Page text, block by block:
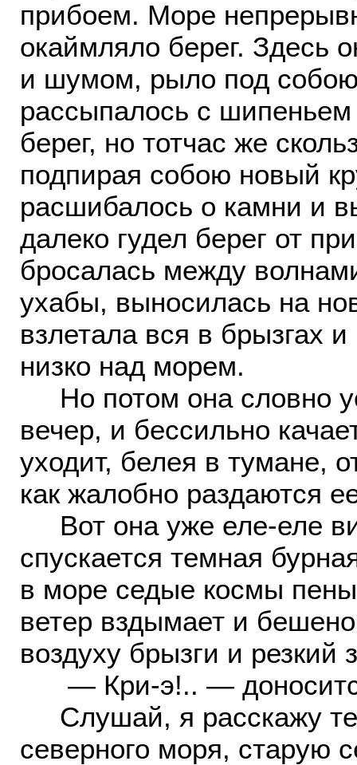
прибоем. Море
окаймляло берег. Здесь
и шумом, рыло под собою
рассыпалось с
берег, но тотчас же
подпирая собою новый
расшибалось о камни и
далеко гудел берег от
бросалась между
ухабы, выносилась на
взлетала вся в брызгах
низко над морем.
Но потом она словно
вечер, и бессильно
уходит, белея в тумане,
как жалобно раздаются
Вот она уже еле-еле
спускается темная
в море седые космы
ветер вздымает и
воздуху брызги и резкий
— Кри-э!.. — доносится
Слушай, я расскажу
северного моря, старую